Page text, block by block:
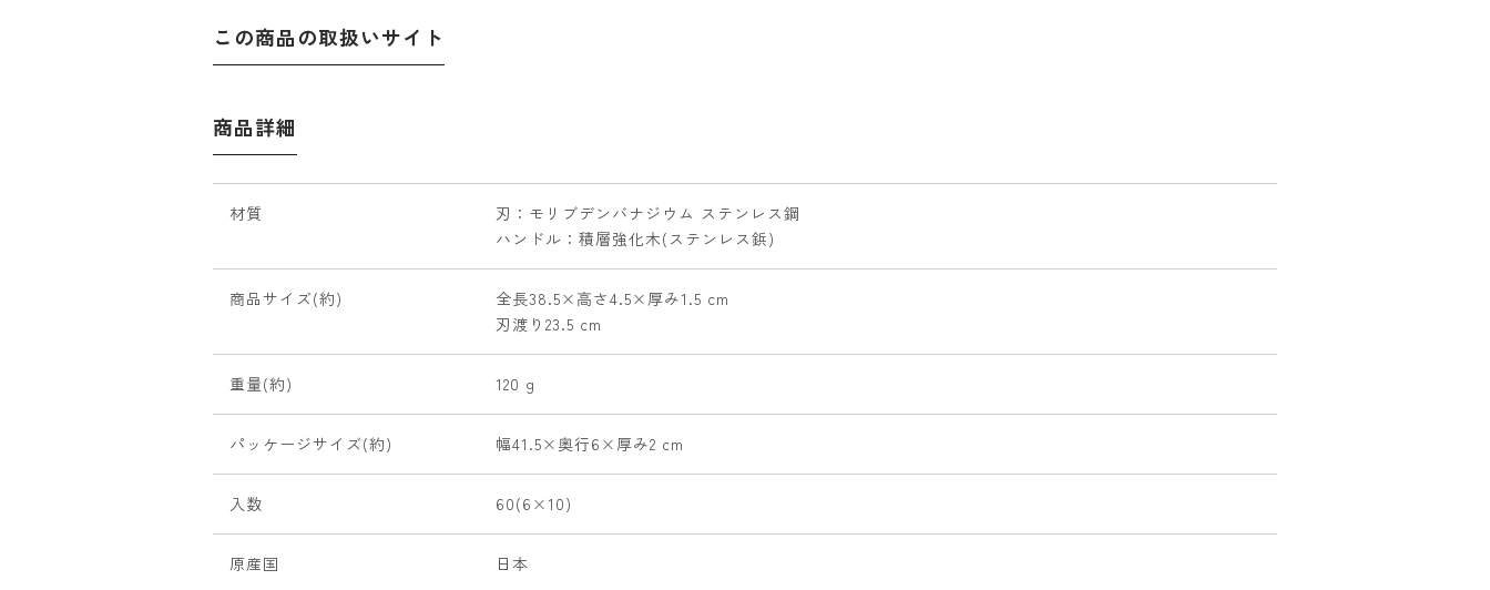
この商品の取扱いサイト
商品詳細
材質
刃：モリブデンバナジウム ステンレス鋼
ハンドル：積層強化木(ステンレス鋲)
商品サイズ(約)
全長38.5×高さ4.5×厚み1.5 cm
刃渡り23.5 cm
重量(約) 120 g
パッケージサイズ(約) 幅41.5×奥行6×厚み2 cm
入数 60(6×10)
原産国 日本